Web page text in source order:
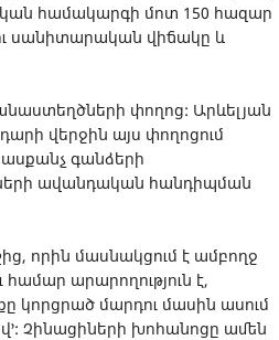
համակարգի մոտ 150 հազար
սանիտարական վիճակը և
փողոց: Արևելյան
վերջին այս փողոցում
գանձերի
ավանդական հանդիպման
որին մասնակցում է ամբողջ
արարողություն է,
կորցրած մարդու մասին ասում
Չինացիների խոհանոցը ամեն